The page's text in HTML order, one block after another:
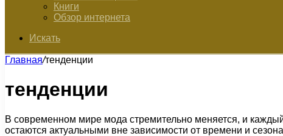
Книги
Обзор интернета
Искать
Главная/тенденции
тенденции
В современном мире мода стремительно меняется, и
остаются актуальными вне зависимости от времени и